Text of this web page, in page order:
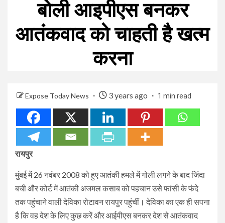
बोली आइपीएस बनकर
आतंकवाद को चाहती है खत्म
करना
Expose Today News 3 years ago 1 min read
रायपुर
मुंबई में 26 नवंबर 2008 को हुए आतंकी हमले में गोली लगने के बाद जिंदा
बची और कोर्ट में आतंकी अजमल कसाब को पहचान उसे फांसी के फंदे
तक पहुंचाने वाली देविका रोटावन रायपुर पहुंचीं। देविका का एक ही सपना
है कि वह देश के लिए कुछ करें और आईपीएस बनकर देश से आतंकवाद